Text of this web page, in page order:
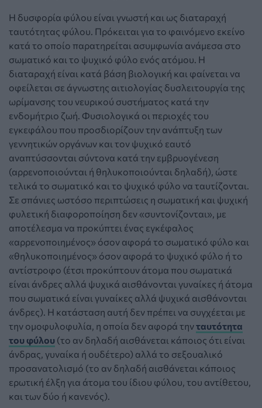
Η δυσφορία φύλου είναι γνωστή και ως διαταραχή
ταυτότητας φύλου. Πρόκειται για το φαινόμενο εκείνο
κατά το οποίο παρατηρείται ασυμφωνία ανάμεσα στο
σωματικό και το ψυχικό φύλο ενός ατόμου. Η
διαταραχή είναι κατά βάση βιολογική και φαίνεται να
οφείλεται σε άγνωστης αιτιολογίας δυσλειτουργία της
ωρίμανσης του νευρικού συστήματος κατά την
ενδομήτριο ζωή. Φυσιολογικά οι περιοχές του
εγκεφάλου που προσδιορίζουν την ανάπτυξη των
γεννητικών οργάνων και τον ψυχικό εαυτό
αναπτύσσονται σύντονα κατά την εμβρυογένεση
(αρρενοποιούνται ή θηλυκοποιούνται δηλαδή), ώστε
τελικά το σωματικό και το ψυχικό φύλο να ταυτίζονται.
Σε σπάνιες ωστόσο περιπτώσεις η σωματική και ψυχική
φυλετική διαφοροποίηση δεν «συντονίζονται», με
αποτέλεσμα να προκύπτει ένας εγκέφαλος
«αρρενοποιημένος» όσον αφορά το σωματικό φύλο και
«θηλυκοποιημένος» όσον αφορά το ψυχικό φύλο ή το
αντίστροφο (έτσι προκύπτουν άτομα που σωματικά
είναι άνδρες αλλά ψυχικά αισθάνονται γυναίκες ή άτομα
που σωματικά είναι γυναίκες αλλά ψυχικά αισθάνονται
άνδρες). Η κατάσταση αυτή δεν πρέπει να συγχέεται με
την ομοφυλοφυλία, η οποία δεν αφορά τηνταυτότητα
του φύλου (το αν δηλαδή αισθάνεται κάποιος ότι είναι
άνδρας, γυναίκα ή ουδέτερο) αλλά το σεξουαλικό
προσανατολισμό (το αν δηλαδή αισθάνεται κάποιος
ερωτική έλξη για άτομα του ίδιου φύλου, του αντίθετου,
και των δύο ή κανενός).